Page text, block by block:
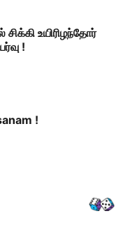
உயிரிழந்தோர்
!
!